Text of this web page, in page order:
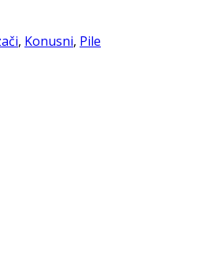
, Konusni, Pile